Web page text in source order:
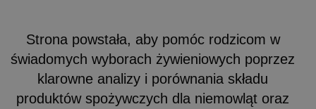
Strona powstała, aby pomóc rodzicom w
świadomych wyborach żywieniowych poprzez
klarowne analizy i porównania składu
produktów spożywczych dla niemowląt oraz